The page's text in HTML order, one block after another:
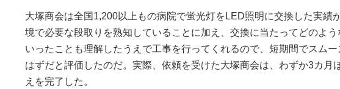
大塚商会は全国1,200以上もの病院で蛍光灯をLED照明に交換した実績
境で必要な段取りを熟知していることに加え、交換に当たってどのよ
いったことも理解したうえで工事を行ってくれるので、短期間でスム
はずだと評価したのだ。実際、依頼を受けた大塚商会は、わずか3カ月
えを完了した。